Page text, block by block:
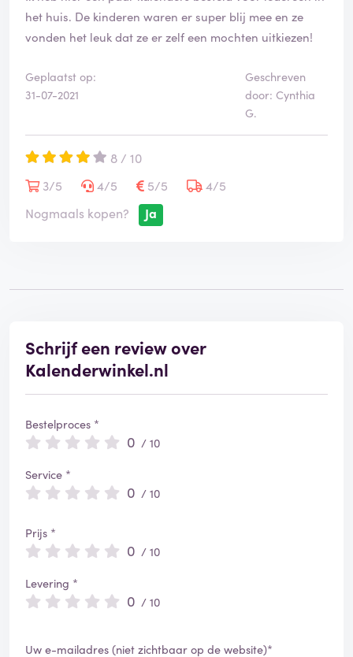
het huis. De kinderen waren er super blij mee en ze
vonden het leuk dat ze er zelf een mochten uitkiezen!
Geplaatst op:
31-07-2021
Geschreven
door: Cynthia
G.
8 / 10
3/5
4/5 5/5
4/5
Nogmaals kopen?
Ja
Schrijf een review over
Kalenderwinkel.nl
Bestelproces *
0 / 10
Service *
0 / 10
Prijs *
0 / 10
Levering *
0 / 10
Uw e-mailadres (niet zichtbaar op de website)*